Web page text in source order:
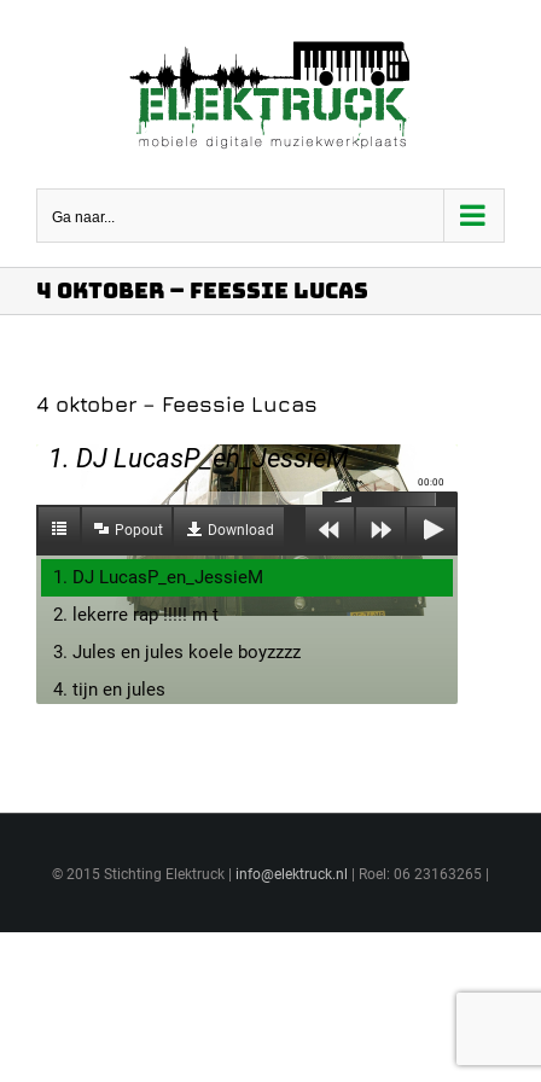
Ga naar...
4 oktober – Feessie Lucas
4 oktober – Feessie Lucas
1. DJ LucasP_en_JessieM
00:00
Popout Download
1. DJ LucasP_en_JessieM
2. lekerre rap !!!!! m t
3. Jules en jules koele boyzzzz
4. tijn en jules
© 2015 Stichting Elektruck | info@elektruck.nl | Roel: 06 23163265 |